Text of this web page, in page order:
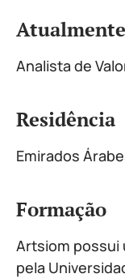
Atualmente
Analista de
Residência
Emirados
Formação
Artsiom possui
pela